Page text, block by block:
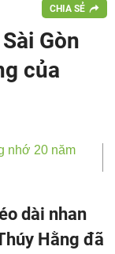
CHIA SẺ
Gòn
của
nhớ 20 năm
dài nhan
Hằng đã